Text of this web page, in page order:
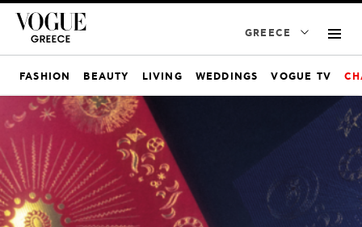
GREECE
FASHION BEAUTY LIVING WEDDINGS VOGUE TV